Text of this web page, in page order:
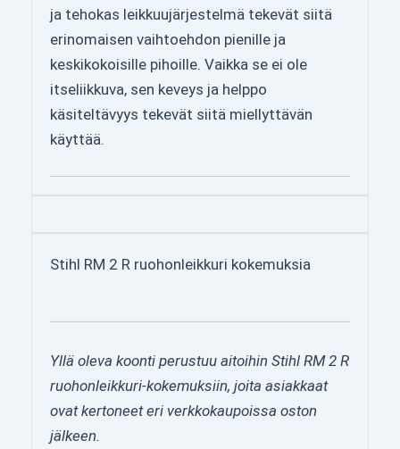
ja tehokas leikkuujärjestelmä tekevät siitä
erinomaisen vaihtoehdon pienille ja
keskikokoisille pihoille. Vaikka se ei ole
itseliikkuva, sen keveys ja helppo
käsiteltävyys tekevät siitä miellyttävän
käyttää.
Stihl RM 2 R ruohonleikkuri kokemuksia
Yllä oleva koonti perustuu aitoihin Stihl RM 2 R
ruohonleikkuri-kokemuksiin, joita asiakkaat
ovat kertoneet eri verkkokaupoissa oston
jälkeen.